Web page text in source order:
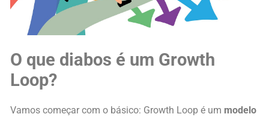
O que diabos é um Growth
Loop?
Vamos começar com o básico: Growth Loop é um modelo